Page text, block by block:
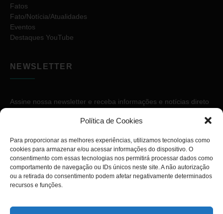
Política de Cookies
Para proporcionar as melhores experiências, utilizamos tecnologias como
cookies para armazenar e/ou acessar informações do dispositivo. O
consentimento com essas tecnologias nos permitirá processar dados como
comportamento de navegação ou IDs únicos neste site. A não autorização
ou a retirada do consentimento podem afetar negativamente determinados
recursos e funções.
Fatos
Fato/Notícia/Atualidades
Eventos
Destaques YouTube
NEWSLETTER
Assine nossa newsletter e receba informações e notícias direto